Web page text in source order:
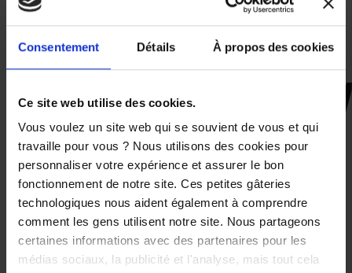
Consentement Détails À propos des cookies
Ce site web utilise des cookies.
Vous voulez un site web qui se souvient de vous et qui
travaille pour vous ? Nous utilisons des cookies pour
personnaliser votre expérience et assurer le bon
fonctionnement de notre site. Ces petites gâteries
technologiques nous aident également à comprendre
comment les gens utilisent notre site. Nous partageons
certaines informations avec des partenaires pour les
médias sociaux, la publicité et l'analyse, mais tout cela
Slider ventilé sur les doigt
Screen touch système
Modèle CE Niveau 1
CES PRODUITS SONT
SUSCEPTIBLES DE VOUS
INTÉRESSER